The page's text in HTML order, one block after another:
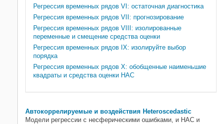
Регрессия временных рядов VI: остаточная диагностика
Регрессия временных рядов VII: прогнозирование
Регрессия временных рядов VIII: изолированные
переменные и смещение средства оценки
Регрессия временных рядов IX: изолируйте выбор
порядка
Регрессия временных рядов X: обобщенные наименьшие
квадраты и средства оценки HAC
Автокоррелируемые и воздействия Heteroscedastic
Модели регрессии с несферическими ошибками, и HAC и